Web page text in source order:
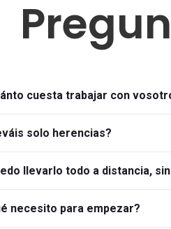
cuesta trabajar con
solo herencias?
llevarlo todo a distancia,
necesito para empezar?